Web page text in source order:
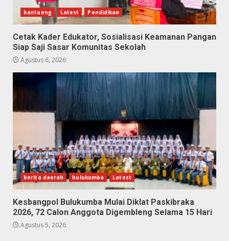
bantaeng Latest Pendidikan
Cetak Kader Edukator, Sosialisasi Keamanan Pangan
Siap Saji Sasar Komunitas Sekolah
Agustus 6, 2026
berita daerah bulukumba Latest
Kesbangpol Bulukumba Mulai Diklat Paskibraka
2026, 72 Calon Anggota Digembleng Selama 15 Hari
Agustus 5, 2026